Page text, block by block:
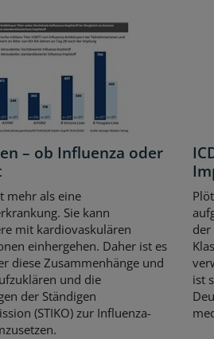
– ob Influenza oder
mehr als eine
Sie kann
mit kardiovaskulären
einhergehen. Daher ist es
diese Zusammenhänge und
und die
der Ständigen
(STIKO) zur Influenza-
ist